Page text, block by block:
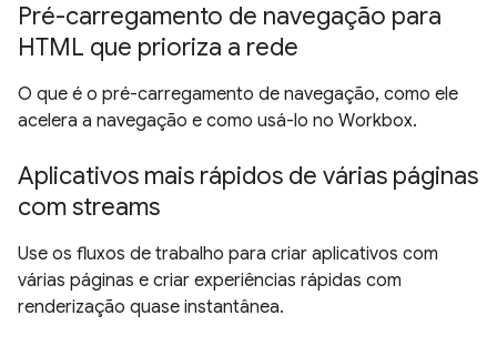
Pré-carregamento de navegação para
HTML que prioriza a rede
O que é o pré-carregamento de navegação, como ele
acelera a navegação e como usá-lo no Workbox.
Aplicativos mais rápidos de várias páginas
com streams
Use os fluxos de trabalho para criar aplicativos com
várias páginas e criar experiências rápidas com
renderização quase instantânea.